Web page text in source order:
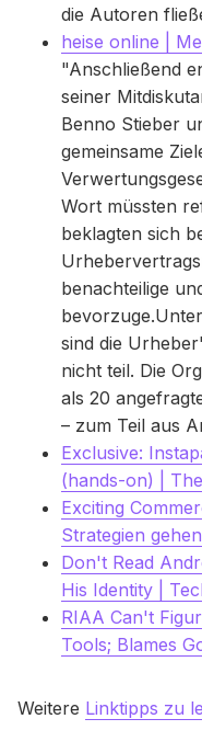
die Autoren
heise online |
"Anschließend
seiner
Benno Stieber
gemeinsame
Wort müssten
beklagten sich
benachteilige
sind die
nicht teil. Die
als 20
– zum Teil aus
Exclusive:
(hands-on) |
Exciting
Strategien
Don't Read
His Identity |
RIAA Can't
Tools; Blames
Weitere Linktipps zu